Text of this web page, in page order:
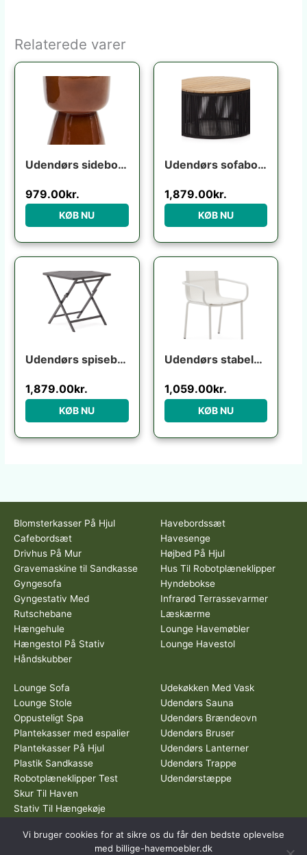
Relaterede varer
Udendørs sidebord Kave Home Mesquida terracotta fibercement H45,5x36x36 cm
979.00kr.
KØB NU
Udendørs sofabord Kave Home Dandara rund Ø70 x H40 cm akacietræ og stål sort/beige
1,879.00kr.
KØB NU
Udendørs spisebord klapbord Kave Home Torreta aluminium grafit foldbart 70×70 cm til 4 personer
1,879.00kr.
KØB NU
Udendørs stabelbar stol Kave Home Galdana ecru aluminium/texteline UV-resistent niveau 5
1,059.00kr.
KØB NU
Blomsterkasser På Hjul
Cafebordsæt
Drivhus På Mur
Gravemaskine til Sandkasse
Gyngesofa
Gyngestativ Med
Rutschebane
Hængehule
Hængestol På Stativ
Håndskubber
Havebordssæt
Havesenge
Højbed På Hjul
Hus Til Robotplæneklipper
Hyndebokse
Infrarød Terrassevarmer
Læskærme
Lounge Havemøbler
Lounge Havestol
Lounge Sofa
Lounge Stole
Oppusteligt Spa
Plantekasser med espalier
Plantekasser På Hjul
Plastik Sandkasse
Robotplæneklipper Test
Skur Til Haven
Stativ Til Hængekøje
Udekøkken Med Vask
Udendørs Sauna
Udendørs Brændeovn
Udendørs Bruser
Udendørs Lanterner
Udendørs Trappe
Udendørstæppe
Dette medie ejes og drives af Tropic Traffic LLC-FZ | The Meydan
Vi bruger cookies for at sikre os du får den bedste oplevelse
med billige-havemoebler.dk